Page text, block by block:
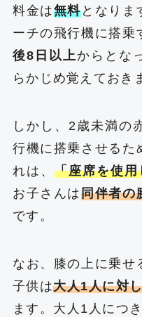
料金は無料となりま
ーチの飛行機に搭乗
後8日以上からとな
らかじめ覚えておき
しかし、2歳未満の
行機に搭乗させるた
れは、「座席を使
お子さんは同伴者の
です。
なお、膝の上に乗せ
子供は大人1人に対
ます。大人1人につ